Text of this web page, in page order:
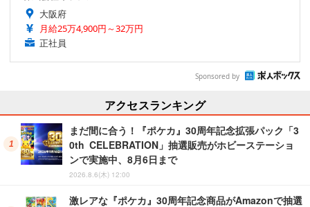
大阪府
月給25万4,900円～32万円
正社員
Sponsored by
アクセスランキング
まだ間に合う！『ポケカ』30周年記念拡張パック「3
0th CELEBRATION」抽選販売がホビーステーショ
ンで実施中、8月6日まで
2026.8.6(木) 12:00
激レアな『ポケカ』30周年記念商品がAmazonで抽選